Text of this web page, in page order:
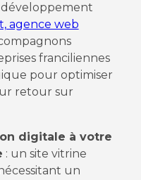
développement
agence web
franciliennes
pour optimiser
retour sur
digitale à votre
: un site vitrine
un